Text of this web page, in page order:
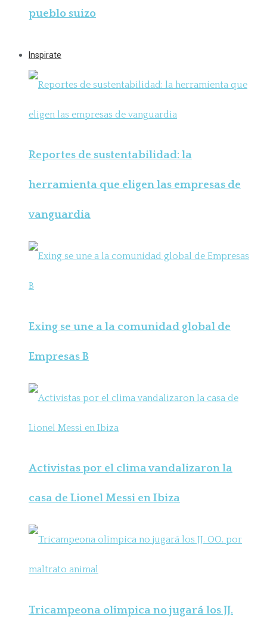
pueblo suizo
Inspirate
Reportes de sustentabilidad: la
herramienta que eligen las empresas de
vanguardia
Exing se une a la comunidad global de
Empresas B
Activistas por el clima vandalizaron la
casa de Lionel Messi en Ibiza
Tricampeona olímpica no jugará los JJ.